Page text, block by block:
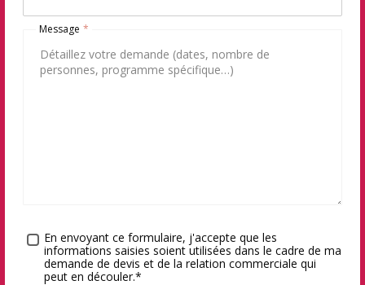
Message *
Traitement des données *
En envoyant ce formulaire, j'accepte que les
informations saisies soient utilisées dans le cadre de ma
demande de devis et de la relation commerciale qui
peut en découler.*